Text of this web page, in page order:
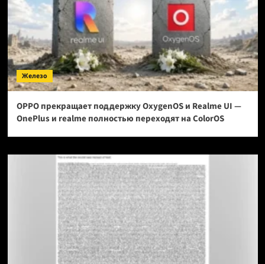
Железо
OPPO прекращает поддержку OxygenOS и Realme UI —
OnePlus и realme полностью переходят на ColorOS